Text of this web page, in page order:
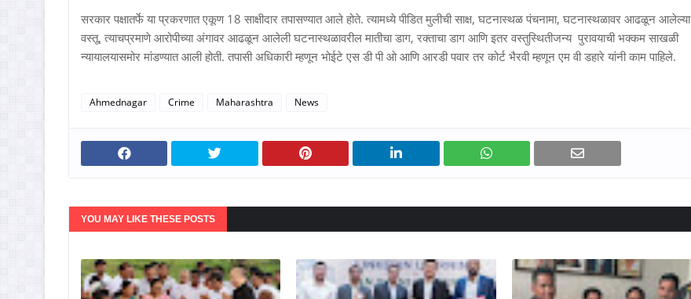
सरकार पक्षातर्फे या प्रकरणात एकूण 18 साक्षीदार तपासण्यात आले होते. त्यामध्ये पीडित मुलीची साक्ष, घटनास्थळ पंचनामा, घटनास्थळावर आढळून आलेल्या
वस्तू, त्याचप्रमाणे आरोपीच्या अंगावर आढळून आलेली घटनास्थळावरील मातीचा डाग, रक्ताचा डाग आणि इतर वस्तुस्थितीजन्य पुरावयाची भक्कम साखळी
न्यायालयासमोर मांडण्यात आली होती. तपासी अधिकारी म्हणून भोईटे एस डी पी ओ आणि आरडी पवार तर कोर्ट भैरवी म्हणून एम वी डहारे यांनी काम पाहिले.
Ahmednagar Crime Maharashtra News
YOU MAY LIKE THESE POSTS